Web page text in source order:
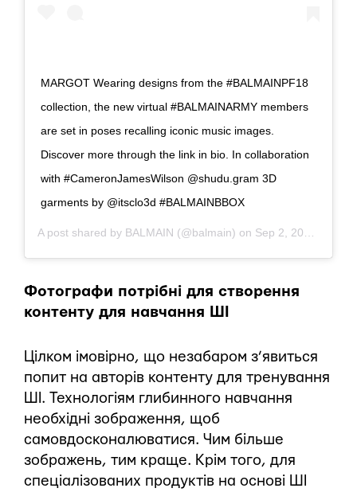
MARGOT Wearing designs from the #BALMAINPF18
collection, the new virtual #BALMAINARMY members
are set in poses recalling iconic music images.
Discover more through the link in bio. In collaboration
with #CameronJamesWilson @shudu.gram 3D
garments by @itsclo3d #BALMAINBBOX
A post shared by BALMAIN (@balmain) on Sep 2, 2018 at 8:54am PDT
Фотографи потрібні для створення
контенту для навчання ШI
Цілком імовірно, що незабаром з’явиться
попит на авторів контенту для тренування
ШІ. Технологіям глибинного навчання
необхідні зображення, щоб
самовдосконалюватися. Чим більше
зображень, тим краще. Крім того, для
спеціалізованих продуктів на основі ШІ